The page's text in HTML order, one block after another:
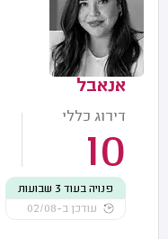
אנאבל
דירוג כללי
10
פנויה בעוד 3 שבועות
עודכן ב-02/08